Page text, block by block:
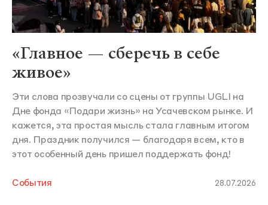
«Главное — сберечь в себе
живое»
Эти слова прозвучали со сцены от группы UGLI на
Дне фонда «Подари жизнь» на Усачевском рынке. И
кажется, эта простая мысль стала главным итогом
дня. Праздник получился — благодаря всем, кто в
этот особенный день пришел поддержать фонд!
События 28.07.2026